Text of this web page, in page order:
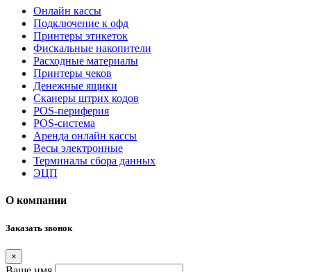
Онлайн кассы
Подключение к офд
Принтеры этикеток
Фискальные накопители
Расходные материалы
Принтеры чеков
Денежные ящики
Сканеры штрих кодов
POS-периферия
POS-система
Аренда онлайн кассы
Весы электронные
Терминалы сбора данных
ЭЦП
О компании
Заказать звонок
×